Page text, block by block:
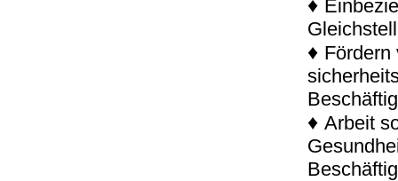
♦
♦ Fördern
♦ Arbeit